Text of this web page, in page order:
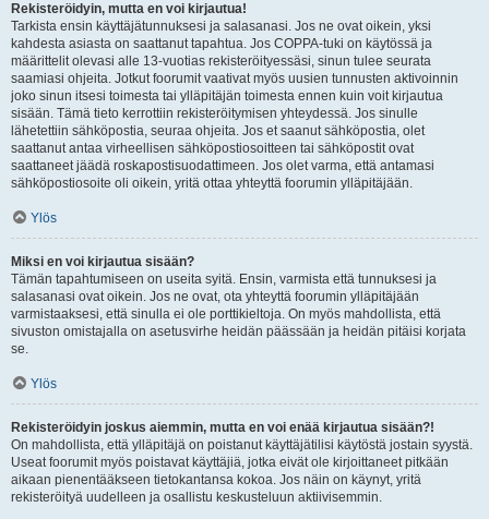
Rekisteröidyin, mutta en voi kirjautua!
Tarkista ensin käyttäjätunnuksesi ja salasanasi. Jos ne ovat oikein, yksi
kahdesta asiasta on saattanut tapahtua. Jos COPPA-tuki on käytössä ja
määrittelit olevasi alle 13-vuotias rekisteröityessäsi, sinun tulee seurata
saamiasi ohjeita. Jotkut foorumit vaativat myös uusien tunnusten aktivoinnin
joko sinun itsesi toimesta tai ylläpitäjän toimesta ennen kuin voit kirjautua
sisään. Tämä tieto kerrottiin rekisteröitymisen yhteydessä. Jos sinulle
lähetettiin sähköpostia, seuraa ohjeita. Jos et saanut sähköpostia, olet
saattanut antaa virheellisen sähköpostiosoitteen tai sähköpostit ovat
saattaneet jäädä roskapostisuodattimeen. Jos olet varma, että antamasi
sähköpostiosoite oli oikein, yritä ottaa yhteyttä foorumin ylläpitäjään.
Ylös
Miksi en voi kirjautua sisään?
Tämän tapahtumiseen on useita syitä. Ensin, varmista että tunnuksesi ja
salasanasi ovat oikein. Jos ne ovat, ota yhteyttä foorumin ylläpitäjään
varmistaaksesi, että sinulla ei ole porttikieltoja. On myös mahdollista, että
sivuston omistajalla on asetusvirhe heidän päässään ja heidän pitäisi korjata
se.
Ylös
Rekisteröidyin joskus aiemmin, mutta en voi enää kirjautua sisään?!
On mahdollista, että ylläpitäjä on poistanut käyttäjätilisi käytöstä jostain syystä.
Useat foorumit myös poistavat käyttäjiä, jotka eivät ole kirjoittaneet pitkään
aikaan pienentääkseen tietokantansa kokoa. Jos näin on käynyt, yritä
rekisteröityä uudelleen ja osallistu keskusteluun aktiivisemmin.